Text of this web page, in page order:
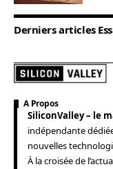
Derniers articles
A Propos
SiliconValley – le
indépendante
nouvelles
À la croisée de